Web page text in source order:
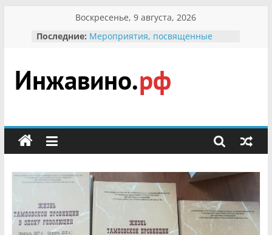
содержимому
Воскресенье, 9 августа, 2026
Последние: Мероприятия, посвященные
гражданин Инжавинского округа»
участнице Великой
Отечественной, фронтовичке
Безопасность в сети Интернет
мероприятии «Сохраним
первоцветы!»
В вольере Воронинского
заповедника родились крапчатые
суслики
Инжавино.рф
сельский
портал